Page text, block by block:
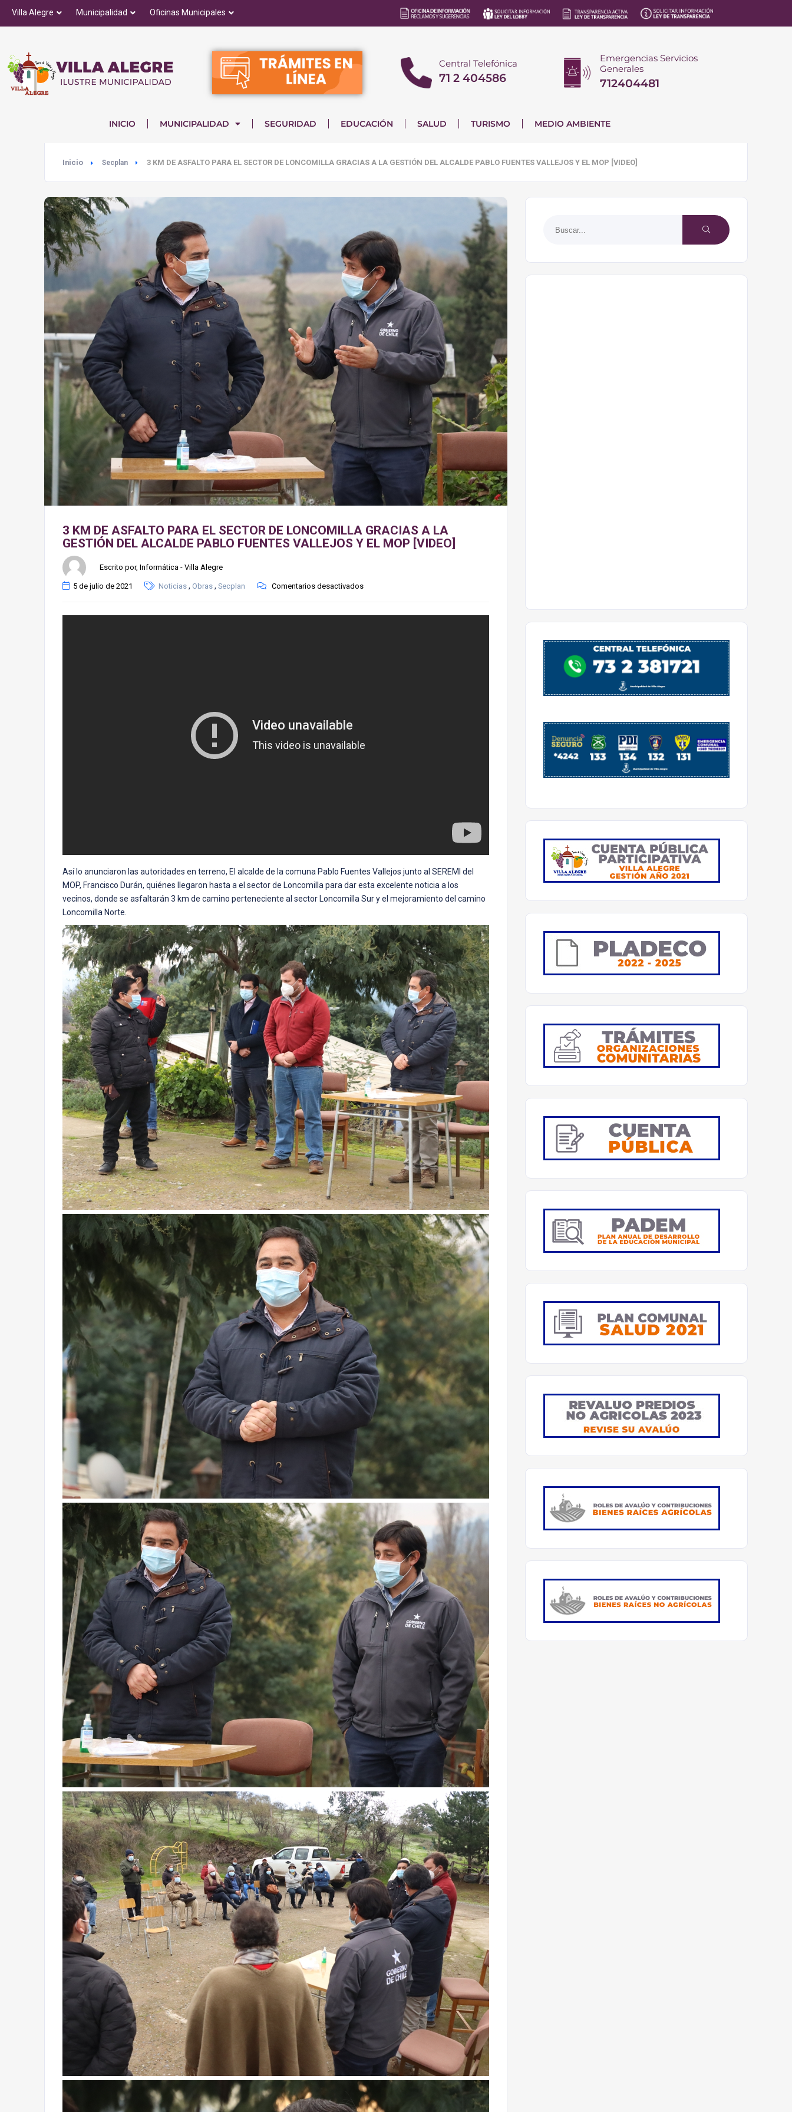
Villa Alegre Municipalidad Oficinas Municipales
Central Telefónica
71 2 404586
Emergencias Servicios
Generales
712404481
INICIO MUNICIPALIDAD SEGURIDAD EDUCACIÓN SALUD TURISMO MEDIO AMBIENTE
Inicio Secplan 3 KM DE ASFALTO PARA EL SECTOR DE LONCOMILLA GRACIAS A LA GESTIÓN DEL ALCALDE PABLO FUENTES VALLEJOS Y EL MOP [VIDEO]
3 KM DE ASFALTO PARA EL SECTOR DE LONCOMILLA GRACIAS A LA
GESTIÓN DEL ALCALDE PABLO FUENTES VALLEJOS Y EL MOP [VIDEO]
Escrito por, Informática - Villa Alegre
5 de julio de 2021 Noticias , Obras , Secplan Comentarios desactivados
Así lo anunciaron las autoridades en terreno, El alcalde de la comuna Pablo Fuentes Vallejos junto al SEREMI del
MOP, Francisco Durán, quiénes llegaron hasta a el sector de Loncomilla para dar esta excelente noticia a los
vecinos, donde se asfaltarán 3 km de camino perteneciente al sector Loncomilla Sur y el mejoramiento del camino
Loncomilla Norte.